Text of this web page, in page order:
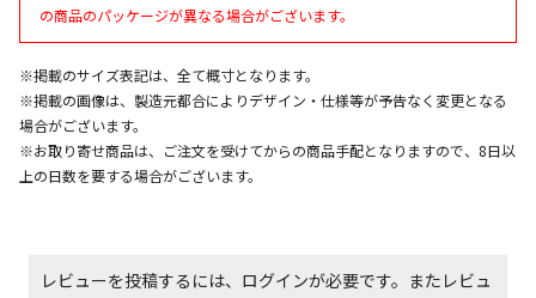
エアコンの取付工事が必要な商品です。別途費用が発
生する場合がございます。
の商品のパッケージが異なる場合がございます。
※掲載のサイズ表記は、全て概寸となります。
※掲載の画像は、製造元都合によりデザイン・仕様等が予告なく変更となる
場合がございます。
※お取り寄せ商品は、ご注文を受けてからの商品手配となりますので、8日以
上の日数を要する場合がございます。
レビューを投稿するには、ログインが必要です。またレビュ